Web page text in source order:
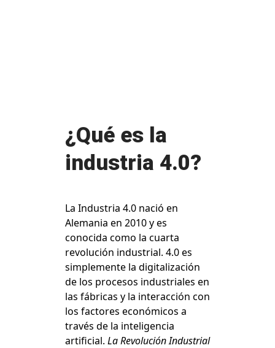
¿Qué es la
industria 4.0?
La Industria 4.0 nació en
Alemania en 2010 y es
conocida como la cuarta
revolución industrial. 4.0 es
simplemente la digitalización
de los procesos industriales en
las fábricas y la interacción con
los factores económicos a
través de la inteligencia
artificial. La Revolución Industrial